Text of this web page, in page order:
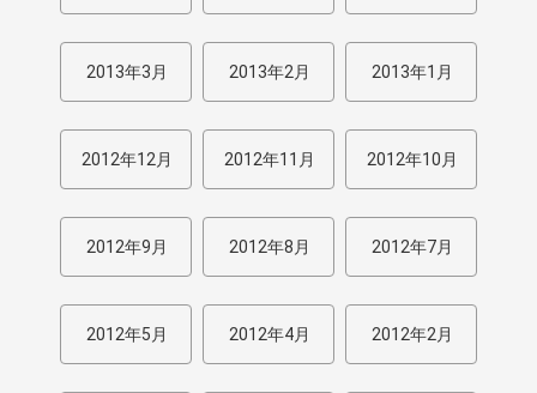
2013年3月 2013年2月 2013年1月
2012年12月 2012年11月 2012年10月
2012年9月 2012年8月 2012年7月
2012年5月 2012年4月 2012年2月